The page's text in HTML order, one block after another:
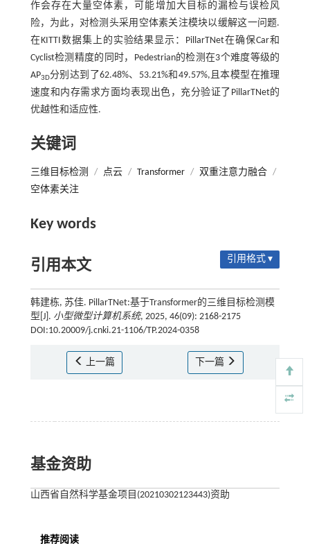
作会存在大量空体素，可能增加大目标的漏检与误检风
险，为此，对检测头采用空体素关注模块以缓解这一问题.
在KITTI数据集上的实验结果显示：PillarTNet在确保Car和
Cyclist检测精度的同时，Pedestrian的检测在3个难度等级的
AP3D分别达到了62.48%、53.21%和49.57%,且本模型在推理
速度和内存需求方面均表现出色，充分验证了PillarTNet的
优越性和适应性.
关键词
三维目标检测 / 点云 / Transformer / 双重注意力融合 /
空体素关注
Key words
引用本文 引用格式 ▾
韩建栋, 苏佳. PillarTNet:基于Transformer的三维目标检测模
型[J]. 小型微型计算机系统, 2025, 46(09): 2168-2175
DOI:10.20009/j.cnki.21-1106/TP.2024-0358
上一篇 下一篇
基金资助
山西省自然科学基金项目(20210302123443)资助